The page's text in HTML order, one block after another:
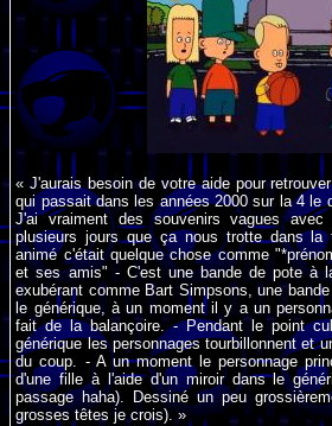
« J'aurais besoin de votre aide pour
qui passait dans les années 2000 sur la 4 le
J'ai vraiment des souvenirs vagues
plusieurs jours que ça nous trotte dans
animé c'était quelque chose comme
et ses amis" - C'est une bande de pote à
exubérant comme Bart Simpsons, une
le générique, à un moment il y a un
fait de la balançoire. - Pendant le point
générique les personnages tourbillonnent et
du coup. - A un moment le personnage
d'une fille à l'aide d'un miroir dans le
passage haha). Dessiné un peu
grosses têtes je crois). »